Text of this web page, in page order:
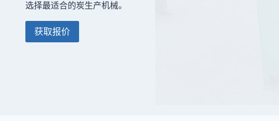
选择最适合的炭生产机械。
获取报价